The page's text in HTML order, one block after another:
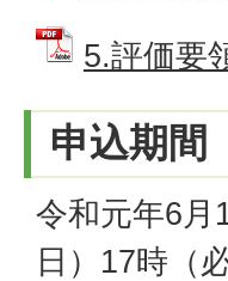
5.評価要
申込期間
令和元年6月
日）17時（必